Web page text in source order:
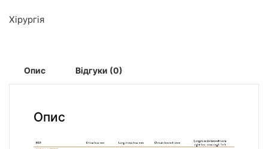
Хірургія
Опис Відгуки (0)
Опис